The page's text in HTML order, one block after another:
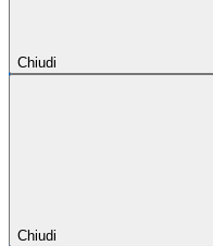
Chiudi
Chiudi